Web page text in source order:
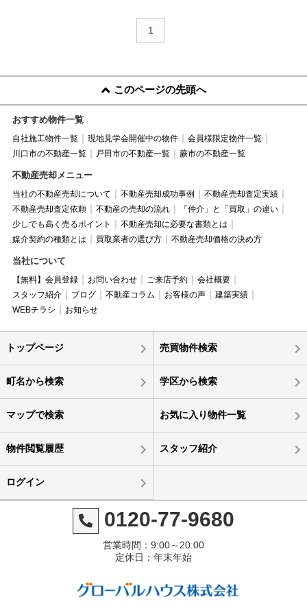
1
このページの先頭へ
おすすめ物件一覧
自社施工物件一覧 現地見学会開催中の物件
会員様限定物件一覧
川口市の不動産一覧
戸田市の不動産一覧 蕨市の不動産一覧
不動産売却メニュー
当社の不動産売却について 不動産売却成功事例
不動産売却査定実績
不動産売却査定依頼
不動産の売却の流れ
「仲介」と「買取」の違い
少しでも高く売るポイント
不動産売却に必要な書類とは
媒介契約の種類とは
買取業者の選び方 不動産売却価格の決め方
当社について
【無料】会員登録 お問い合わせ ご来店予約
会社概要
スタッフ紹介
ブログ 不動産コラム お客様の声
建築実績
WEBチラシ
お知らせ
トップページ 売買物件検索
町名から検索 学区から検索
マップで検索 お気に入り物件一覧
物件閲覧履歴 スタッフ紹介
ログイン
0120-77-9680
営業時間：9:00～20:00
定休日：年末年始